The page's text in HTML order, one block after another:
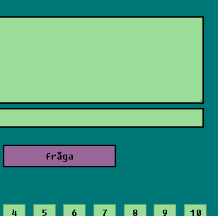
4 5 6 7 8 9
10